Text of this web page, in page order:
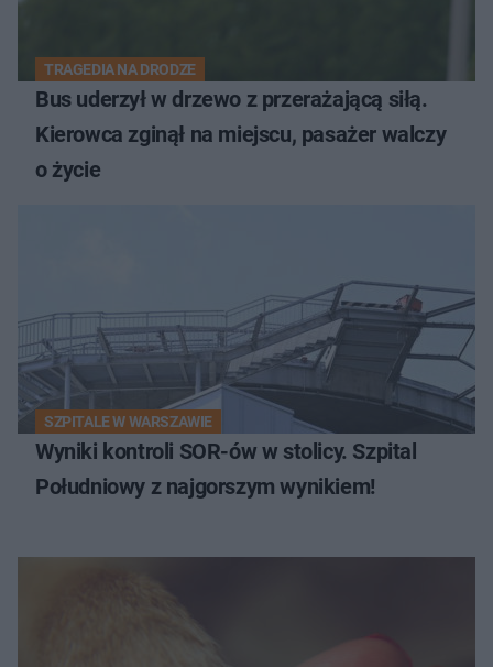
TRAGEDIA NA DRODZE
Bus uderzył w drzewo z przerażającą siłą.
Kierowca zginął na miejscu, pasażer walczy
o życie
SZPITALE W WARSZAWIE
Wyniki kontroli SOR-ów w stolicy. Szpital
Południowy z najgorszym wynikiem!